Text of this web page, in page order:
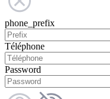
phone_prefix
Téléphone
Password